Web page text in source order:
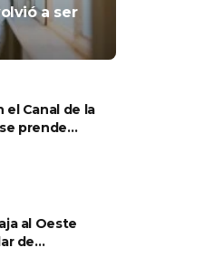
a ser
el Canal de la
prende
al Oeste
de